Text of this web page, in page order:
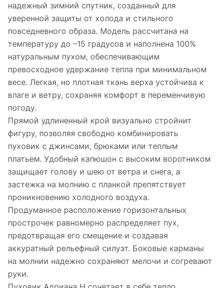
надежный зимний спутник, созданный для
уверенной защиты от холода и стильного
повседневного образа. Модель рассчитана на
температуру до –15 градусов и наполнена 100%
натуральным пухом, обеспечивающим
превосходное удержание тепла при минимальном
весе. Легкая, но плотная ткань верха устойчива к
влаге и ветру, сохраняя комфорт в переменчивую
погоду.
Прямой удлиненный крой визуально стройнит
фигуру, позволяя свободно комбинировать
пуховик с джинсами, брюками или теплым
платьем. Удобный капюшон с высоким воротником
защищает голову и шею от ветра и снега, а
застежка на молнию с планкой препятствует
проникновению холодного воздуха.
Продуманное расположение горизонтальных
прострочек равномерно распределяет пух,
предотвращая его смещение и создавая
аккуратный рельефный силуэт. Боковые карманы
на молнии надежно сохраняют мелочи и согревают
руки.